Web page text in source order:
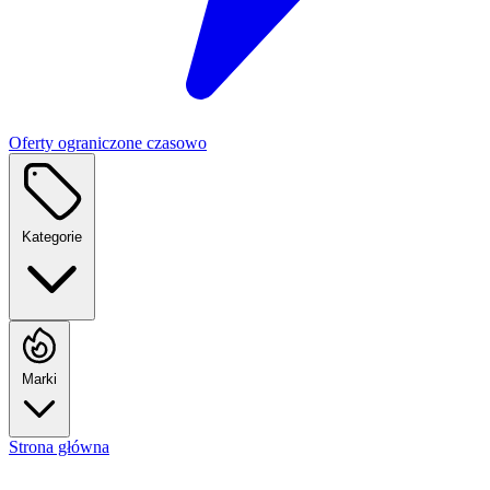
Oferty ograniczone czasowo
Kategorie
Marki
Strona główna